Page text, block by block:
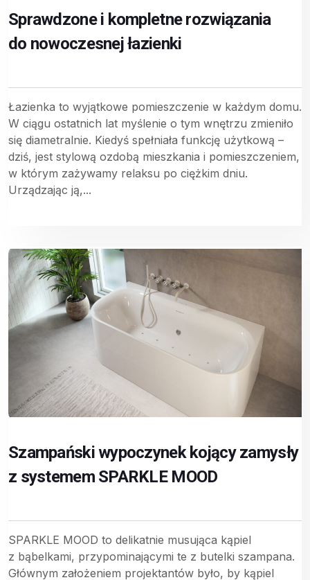
Sprawdzone i kompletne rozwiązania
do nowoczesnej łazienki
Łazienka to wyjątkowe pomieszczenie w każdym domu.
W ciągu ostatnich lat myślenie o tym wnętrzu zmieniło
się diametralnie. Kiedyś spełniała funkcję użytkową –
dziś, jest stylową ozdobą mieszkania i pomieszczeniem,
w którym zażywamy relaksu po ciężkim dniu.
Urządzając ją,...
Szampański wypoczynek kojący zamysły
z systemem SPARKLE MOOD
SPARKLE MOOD to delikatnie musująca kąpiel
z bąbelkami, przypominającymi te z butelki szampana.
Głównym założeniem projektantów było, by kąpiel